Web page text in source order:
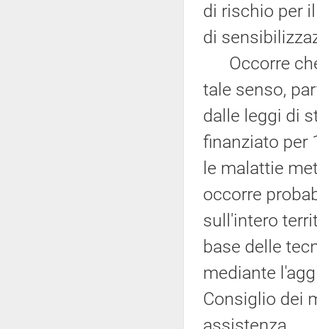
di rischio per
di
Occorre
tale senso,
dalle leggi di
finanziato per
le malattie
occorre
sull'intero
base delle
mediante
Consiglio dei